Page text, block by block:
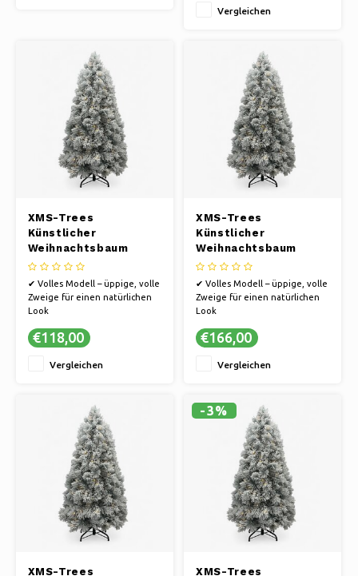
Scharnierkonstruktion
Vergleichen
XMS-Trees
Künstlicher
Weihnachtsbaum
Fairbanks H150 x Ø76
cm - inkl. LED - mit
schneebedeckten
Zweigen - Schwer
✔ Volles Modell – üppige, volle
Zweige für einen natürlichen
Look
einen stimmungsvollen,
✔ Langlebig – jahrelang
✔ Einfacher Aufbau – clevere
Scharnierkonstru
€118,00
Vergleichen
XMS-Trees
Künstlicher
Weihnachtsbaum
Fairbanks H180 x Ø94
cm - inkl. LED - mit
schneebedeckten
Zweigen - Schwer
✔ Volles Modell – üppige, volle
Zweige für einen natürlichen
Look
einen stimmungsvollen,
✔ Langlebig – jahrelang
✔ Einfacher Aufbau – clevere
Scharnierkonstru
€166,00
Vergleichen
XMS-Trees
-3%
XMS-Trees